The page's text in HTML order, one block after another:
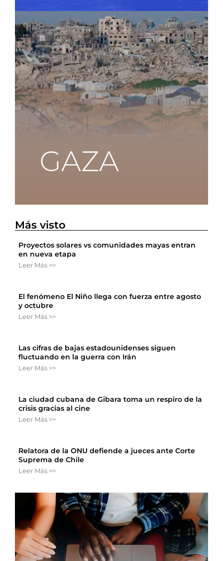
Más visto
Proyectos solares vs comunidades mayas entran
en nueva etapa
Leer Más >>
El fenómeno El Niño llega con fuerza entre agosto
y octubre
Leer Más >>
Las cifras de bajas estadounidenses siguen
fluctuando en la guerra con Irán
Leer Más >>
La ciudad cubana de Gibara toma un respiro de la
crisis gracias al cine
Leer Más >>
Relatora de la ONU defiende a jueces ante Corte
Suprema de Chile
Leer Más >>